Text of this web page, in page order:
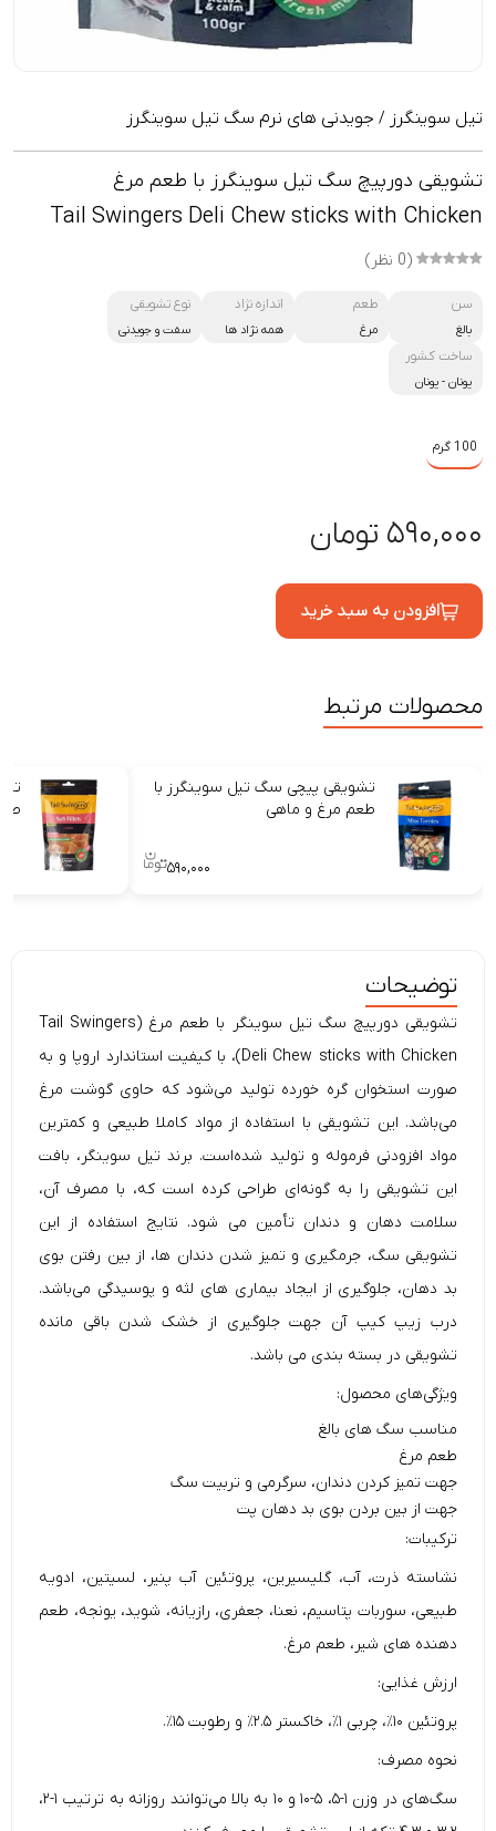
تیل سوینگرز / جویدنی های نرم سگ تیل سوینگرز
تشویقی دورپیچ سگ تیل سوینگرز با طعم مرغ
Tail Swingers Deli Chew sticks with Chicken
(0 نظر)
سن
بالغ
طعم
مرغ
اندازه نژاد
همه نژاد ها
نوع تشویقی
سفت و جویدنی
ساخت کشور
یونان - یونان
100 گرم
۵۹۰,۰۰۰ تومان
افزودن به سبد خرید
محصولات مرتبط
تشویقی پیچی سگ تیل سوینگرز با
طعم مرغ و ماهی
۵۹۰,۰۰۰
توضیحات
تشویقی دورپیچ سگ
تیل سوینگر با طعم مرغ (Tail Swingers
Deli Chew sticks with Chicken)، با کیفیت استاندارد اروپا و به
صورت استخوان گره خورده تولید می‌شود که حاوی گوشت مرغ
می‌باشد. این تشویقی با استفاده از مواد کاملا طبیعی و کمترین
مواد افزودنی فرموله و تولید شده‌است. برند تیل سوینگر، بافت
این تشویقی را به گونه‌ای طراحی کرده است که، با مصرف آن،
سلامت دهان و دندان تأمین می شود. نتایج استفاده از این
تشویقی سگ، جرمگیری و تمیز شدن دندان ها، از بین رفتن بوی
بد دهان، جلوگیری از ایجاد بیماری های لثه و پوسیدگی می‌باشد.
درب زیپ کیپ آن جهت جلوگیری از خشک شدن باقی مانده
تشویقی در بسته بندی می باشد.
ویژگی‌های محصول:
مناسب سگ های بالغ
طعم مرغ
جهت تمیز کردن دندان، سرگرمی و تربیت سگ
جهت از بین بردن بوی بد دهان پت
ترکیبات:
نشاسته ذرت، آب، گلیسیرین، پروتئین آب پنیر، لسیتین، ادویه
طبیعی، سوربات پتاسیم، نعنا، جعفری، رازیانه، شوید، یونجه، طعم
دهنده های شیر، طعم مرغ.
ارزش غذایی:
پروتئین ۱۰٪، چربی ۱٪، خاکستر ۲.۵٪ و رطوبت ۱۵٪.
نحوه مصرف:
سگ‌های در وزن ۱-۵، ۵-۱۰ و ۱۰ به بالا می‌توانند روزانه به ترتیب ۱-۲،